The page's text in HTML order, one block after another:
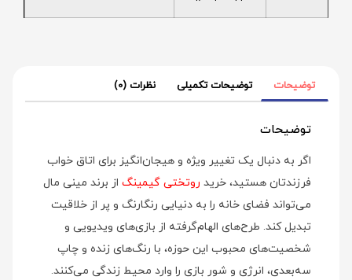
توضیحات توضیحات تکمیلی نظرات (0)
توضیحات
اگر به دنبال یک تغییر ویژه و هیجان‌انگیز برای اتاق خواب
فرزندتان هستید، خرید روتختی گیمینگ از برند مینی‌ مال
می‌تواند فضای خانه را به دنیایی رنگارنگ و پر از خلاقیت
تبدیل کند. طرح‌های الهام‌گرفته از بازی‌های ویدیویی و
شخصیت‌های محبوب این حوزه، با رنگ‌های زنده و چاپ
سه‌بعدی، انرژی و شور بازی را وارد محیط زندگی می‌کنند.